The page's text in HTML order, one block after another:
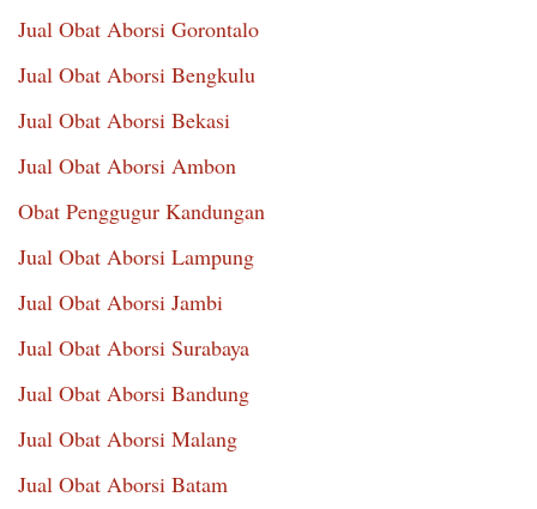
Jual Obat Aborsi Gorontalo
Jual Obat Aborsi Bengkulu
Jual Obat Aborsi Bekasi
Jual Obat Aborsi Ambon
Obat Penggugur Kandungan
Jual Obat Aborsi Lampung
Jual Obat Aborsi Jambi
Jual Obat Aborsi Surabaya
Jual Obat Aborsi Bandung
Jual Obat Aborsi Malang
Jual Obat Aborsi Batam